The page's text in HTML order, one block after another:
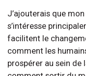
J’ajouterais que
s’intéresse
facilitent le
comment les
prospérer au sein de